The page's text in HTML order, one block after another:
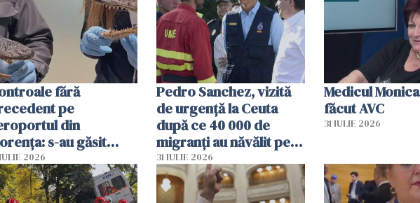
fără
pe
din
s-au găsit
de aligator și o
imensă de bani
2026
Pedro Sanchez, vizită
de urgență la Ceuta
după ce 40 000 de
migranți au năvălit pe
teritoriul spaniol: „Vom
mobiliza toate
resursele"
31 IULIE 2026
Medicul
făcut AVC
31 IULIE 2026